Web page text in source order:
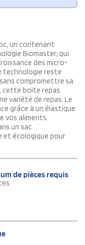
un contenant
Biomaster, qui
des micro-
technologie reste
compromettre sa
cette boite repas
variété de repas. Le
grâce à un élastique
vos aliments.
un sac
et écologique pour
de pièces requis